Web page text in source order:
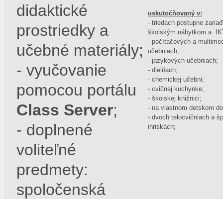
didaktické
prostriedky a
učebné materiály;
- vyučovanie
pomocou portálu
Class Server;
- doplnené
voliteľné
predmety:
spoločenská
uskutočňovaný v:
- triedach postupne
školským nábytkom a
- počítačových a
učebniach;
- jazykových učebniach;
- dielňach;
- chemickej učebni;
- cvičnej kuchynke;
- školskej knižnici;
- na vlastnom detskom
- dvoch telocvičniach a
ihriskách;